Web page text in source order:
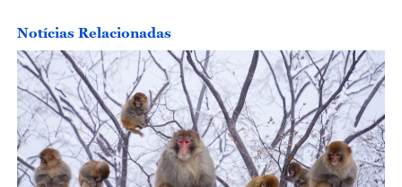
Notícias Relacionadas